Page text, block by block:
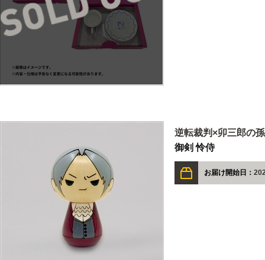
逆転裁判×卯三郎の
御剣 怜侍
お届け開始日：